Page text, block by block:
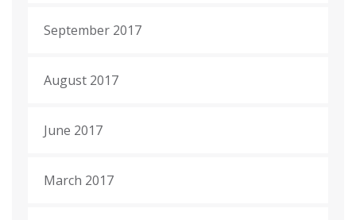
September 2017
August 2017
June 2017
March 2017